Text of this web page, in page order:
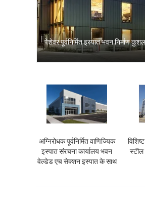
पेशेवर पूर्वनिर्मित इस्पात भवन निर्माण कुशल
अग्निरोधक पूर्वनिर्मित वाणिज्यिक
इस्पात संरचना कार्यालय भवन
वेल्डेड एच सेक्शन इस्पात के साथ
स्टील